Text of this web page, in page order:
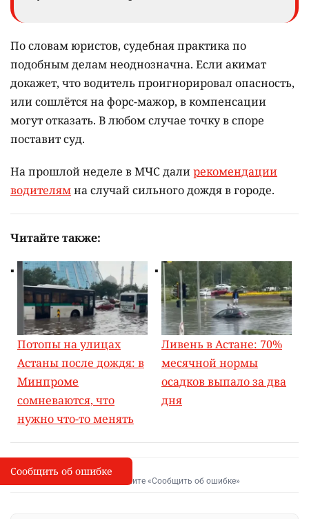
По словам юристов, судебная практика по
подобным делам неоднозначна. Если акимат
докажет, что водитель проигнорировал опасность,
или сошлётся на форс-мажор, в компенсации
могут отказать. В любом случае точку в споре
поставит суд.
На прошлой неделе в МЧС далирекомендации
водителямна случай сильного дождя в городе.
Читайте также:
Потопы на улицах
Астаны после дождя: в
Минпроме
сомневаются, что
нужно что-то менять
Ливень в Астане: 70%
месячной нормы
осадков выпало за два
дня
I
Сообщить об опечатке
Выделите фрагмент и нажмите «Сообщить об ошибке»
Сообщить об ошибке